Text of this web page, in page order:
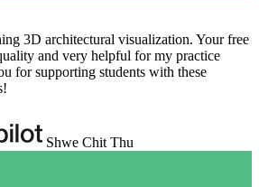
3D architectural visualization. Your free
and very helpful for my practice
for supporting students with these
Shwe Chit Thu